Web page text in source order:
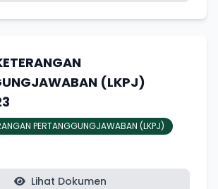
(LKPJ)
PERTANGGUNGJAWABAN (LKPJ)
Lihat Dokumen